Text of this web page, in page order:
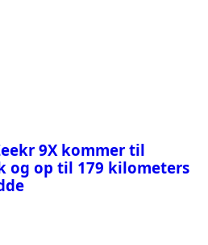
9X kommer til
og op til 179 kilometers